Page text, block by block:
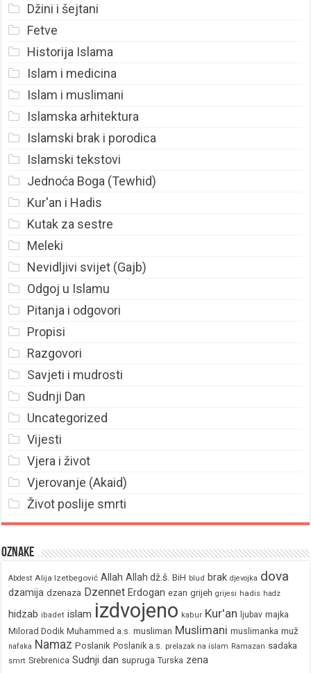
Džini i šejtani
Fetve
Historija Islama
Islam i medicina
Islam i muslimani
Islamska arhitektura
Islamski brak i porodica
Islamski tekstovi
Jednoća Boga (Tewhid)
Kur'an i Hadis
Kutak za sestre
Meleki
Nevidljivi svijet (Gajb)
Odgoj u Islamu
Pitanja i odgovori
Propisi
Razgovori
Savjeti i mudrosti
Sudnji Dan
Uncategorized
Vijesti
Vjera i život
Vjerovanje (Akaid)
Život poslije smrti
Oznake
Abdest Alija Izetbegović Allah Allah dž.š. BiH blud brak djevojka dova
dzamija dzenaza Dzennet Erdogan ezan grijeh grijesi hadis hadz
hidzab ibadet islam izdvojeno kabur Kur'an ljubav majka
Milorad Dodik Muhammed a.s. musliman Muslimani muslimanka muž
nafaka Namaz Poslanik Poslanik a.s. prelazak na islam Ramazan sadaka
smrt Srebrenica Sudnji dan supruga Turska zena